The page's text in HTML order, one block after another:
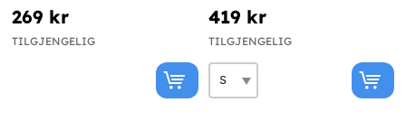
269 kr
TILGJENGELIG
419 kr
TILGJENGELIG